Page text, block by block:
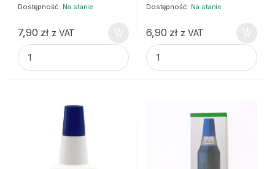
Dostępność: Na stanie
7,90 zł z VAT
TUSZ DO PIECZĄTEK DONAU 30ML CZARNY quantity
Dostępność: Na stanie
6,90 zł z VAT
TUSZ DO PIECZĄTEK